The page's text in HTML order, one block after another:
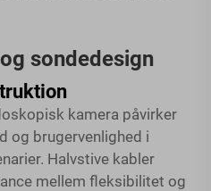
sondedesign
kamera påvirker
og brugervenlighed i
Halvstive kabler
mellem fleksibilitet og